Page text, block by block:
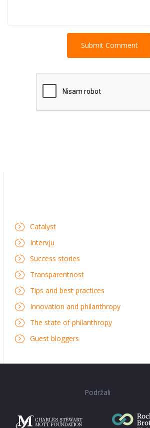
Catalyst
Intervju
Success stories
Transparentnost
Tips and best practices
Innovation and philanthropy
The state of philanthropy
Guest bloggers
Podržali